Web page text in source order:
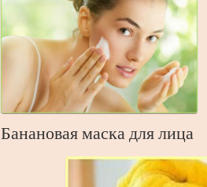
Банановая маска для лица